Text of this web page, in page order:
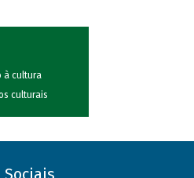
à cultura
culturais
Sociais